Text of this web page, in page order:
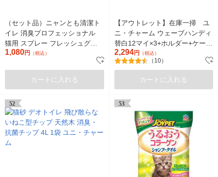
（セット品）ニャンとも清潔ト
イレ 消臭プロフェッショナル
猫用 スプレー フレッシュグリ
ーンの香り 本体270ml＋詰替
1,080円 （税込）
カートに入れる
【アウトレット】在庫一掃 ユ
ニ・チャーム ウェーブハンディ
替白12マイ×3+ホルダー+ケース
猫1セット
2,294円 （税込）
（10）
カートに入れる
52 53